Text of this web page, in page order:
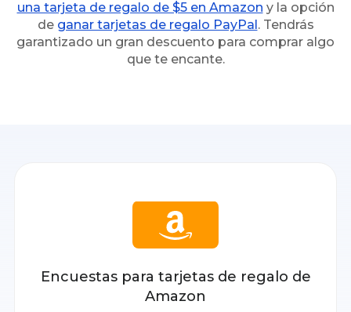
una tarjeta de regalo de $5 en Amazon y la opción
de ganar tarjetas de regalo PayPal . Tendrás
garantizado un gran descuento para comprar algo
que te encante.
Encuestas para tarjetas de regalo de
Amazon